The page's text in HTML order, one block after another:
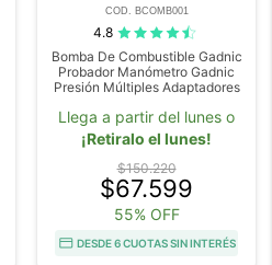
COD. BCOMB001
4.8
Bomba De Combustible Gadnic
Probador Manómetro Gadnic
Presión Múltiples Adaptadores
Llega a partir del lunes o
¡Retiralo el lunes!
$150.220
$67.599
55% OFF
DESDE 6 CUOTAS SIN INTERÉS